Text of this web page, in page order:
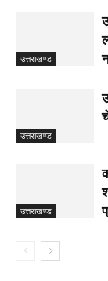
उत्तराखण्ड
उत्तराखण्ड
उत्तराखण्ड